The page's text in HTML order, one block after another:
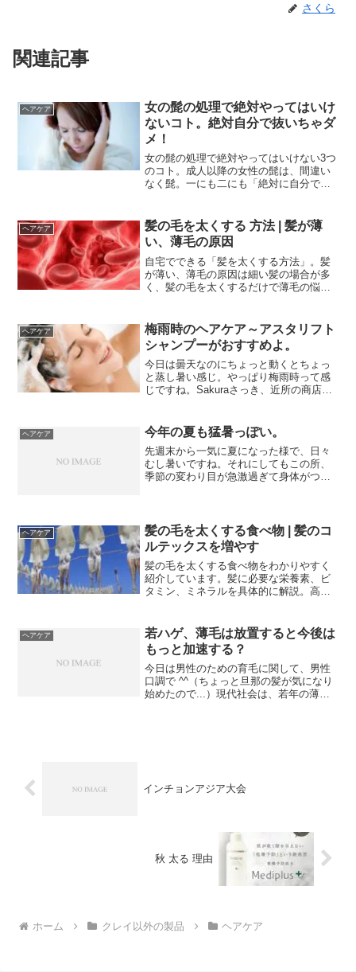
さくら
関連記事
ヘアケア
女の髭の処理で絶対やってはいけ
ないコト。絶対自分で抜いちゃダ
メ！
女の髭の処理で絶対やってはいけない3つ
のコト。成人以降の女性の髭は、間違い
なく髭。一にも二にも「絶対に自分で抜
ヘアケア
髪の毛を太くする 方法 | 髪が薄
い、薄毛の原因
自宅でできる「髪を太くする方法」。髪
が薄い、薄毛の原因は細い髪の場合が多
く、髪の毛を太くするだけで薄毛の悩み
ャンプーを見直し、FAGAはDHT対策を。
ヘアケア
梅雨時のヘアケア～アスタリフト
シャンプーがおすすめよ。
今日は曇天なのにちょっと動くとちょっ
と蒸し暑い感じ。やっぱり梅雨時って感
じですね。Sakuraさっき、近所の商店街
たとき、うっかり『チンピラください
っ！！』って、大きな...
ヘアケア 今年の夏も猛暑っぽい。
先週末から一気に夏になった様で、日々
むし暑いですね。それにしてもこの所、
季節の変わり目が急激過ぎて身体がつい
の時期こそ汗かきの人なら...
ヘアケア
髪の毛を太くする食べ物 | 髪のコ
ルテックスを増やす
髪の毛を太くする食べ物をわかりやすく
紹介しています。髪に必要な栄養素、ビ
タミン、ミネラルを具体的に解説。高タ
鉛、セレン、マグネシウム、オメガ3系･6
系脂肪酸。
ヘアケア
若ハゲ、薄毛は放置すると今後は
もっと加速する？
今日は男性のための育毛に関して、男性
口調で ^^（ちょっと旦那の髪が気になり
始めたので...）現代社会は、若年の薄毛
インチョンアジア大会
秋 太る 理由
ホーム クレイ以外の製品 ヘアケア